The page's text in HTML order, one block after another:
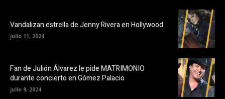
Vandalizan estrella de Jenny Rivera en Hollywood
julio 11, 2024
Fan de Julión Álvarez le pide MATRIMONIO
durante concierto en Gómez Palacio
julio 9, 2024